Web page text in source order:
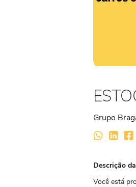
Grupo
Descrição
Você está